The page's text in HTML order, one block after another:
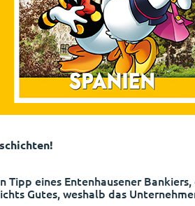
eines Entenhausener Bankiers,
Gutes, weshalb das